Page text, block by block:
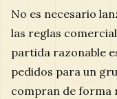
No es necesario
las reglas
partida razonable
pedidos para un
compran de forma